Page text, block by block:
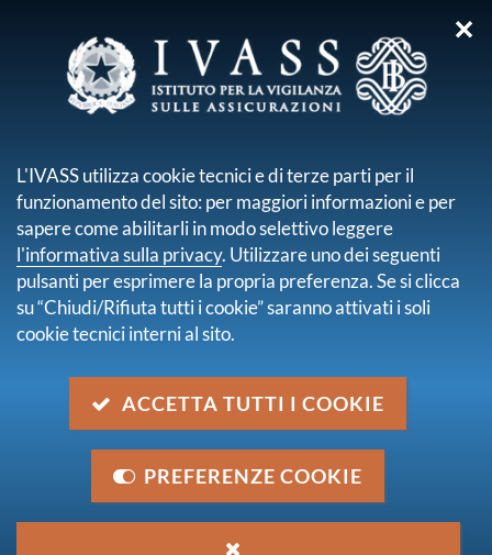
sei qui:
Pubbliche consultazioni
Consultazione n. 3/2025 -
Informativa sull'Arbitro
Assicurativo
Provvedimento recante modifiche e integrazioni ai
fine di adeguare gli obblighi di informativa di imprese
e intermediari alle nuove previsioni in materia di
Arbitro Assicurativo
✕
L'IVASS utilizza cookie tecnici e di terze parti per il
funzionamento del sito: per maggiori informazioni e per
sapere come abilitarli in modo selettivo leggere
l'informativa sulla privacy. Utilizzare uno dei seguenti
pulsanti per esprimere la propria preferenza. Se si clicca
su “Chiudi/Rifiuta tutti i cookie” saranno attivati i soli
cookie tecnici interni al sito.
ACCETTA TUTTI I COOKIE
PREFERENZE COOKIE